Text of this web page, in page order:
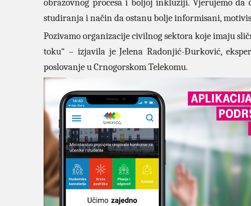
obrazovnog procesa i boljoj inkluziji. Vjerujemo
studiranja i način da ostanu bolje informisani,
Pozivamo organizacije civilnog sektora koje imaju
toku“ – izjavila je Jelena Radonjić-Đurković,
poslovanje u Crnogorskom Telekomu.